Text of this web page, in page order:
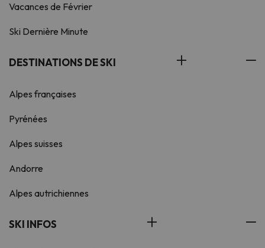
Vacances de Février
Ski Dernière Minute
DESTINATIONS DE SKI
Alpes françaises
Pyrénées
Alpes suisses
Andorre
Alpes autrichiennes
SKI INFOS